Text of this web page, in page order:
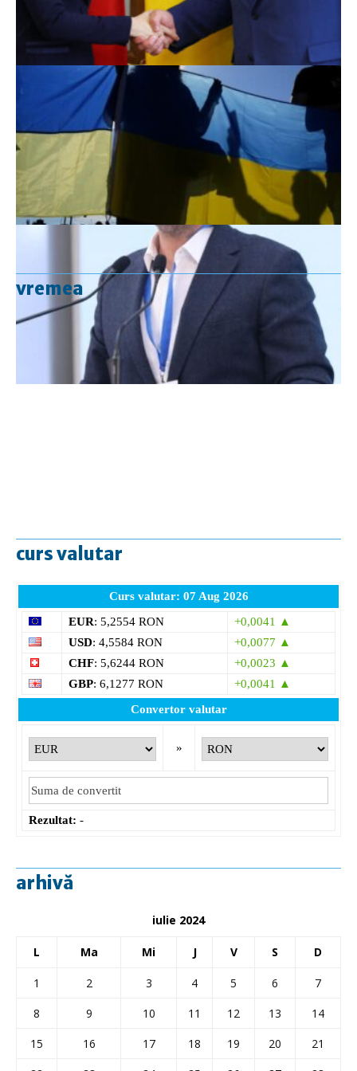
vremea
curs valutar
Curs valutar: 07 Aug 2026
EUR: 5,2554 RON
+0,0041 ▲
USD: 4,5584 RON
+0,0077 ▲
CHF: 5,6244 RON
+0,0023 ▲
GBP: 6,1277 RON
+0,0041 ▲
Convertor valutar
»
Rezultat: -
arhivă
iulie 2024
L Ma Mi J V S D
1 2 3 4 5 6
7
8
9 10 11 12 13
14
15
16 17 18 19 20
21